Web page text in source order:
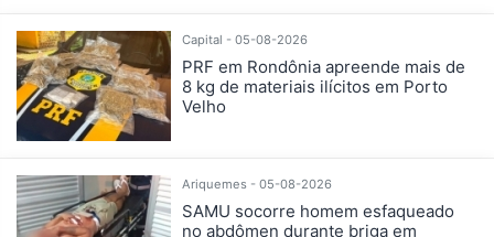
Capital - 05-08-2026
PRF em Rondônia apreende mais de
8 kg de materiais ilícitos em Porto
Velho
Ariquemes - 05-08-2026
SAMU socorre homem esfaqueado
no abdômen durante briga em